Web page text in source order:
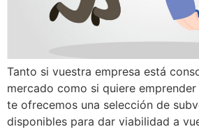
Tanto si vuestra empresa está
mercado como si quiere
te ofrecemos una selección de
disponibles para dar viabilidad a